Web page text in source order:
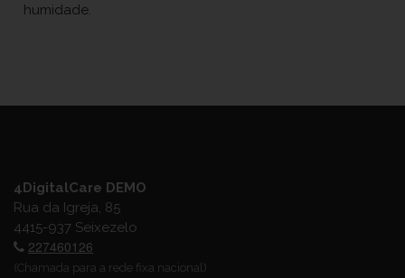
humidade.
4DigitalCare DEMO
Rua da Igreja, 85
4415-937 Seixezelo
227460126
(Chamada para a rede fixa nacional)